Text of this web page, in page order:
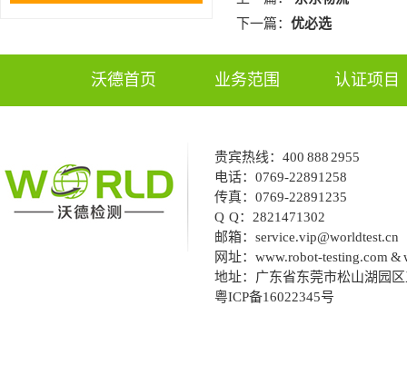
下一篇： 优必选
沃德首页 业务范围 认证项目
贵宾热线： 400 888 2955
电话： 0769-22891258
传真： 0769-22891235
Q Q： 2821471302
邮箱：
网址： www.robot-testing.com &
地址：广东省东莞市松山湖园
粤ICP备16022345号